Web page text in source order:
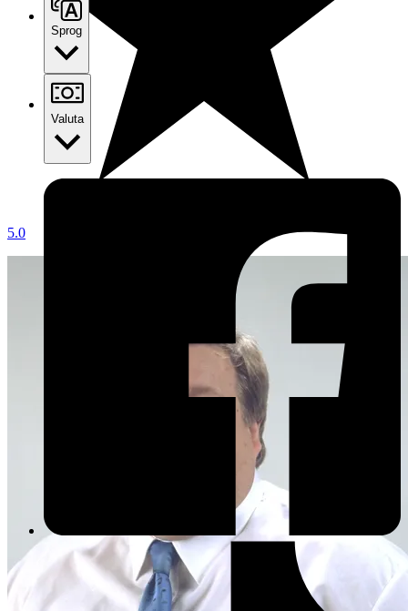
5.0
Sprog
Valuta